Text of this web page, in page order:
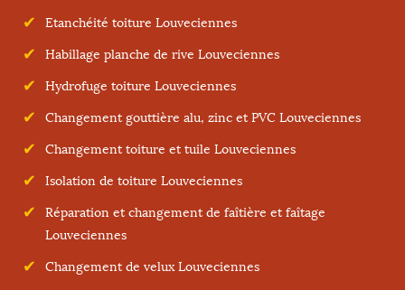
Etanchéité toiture Louveciennes
Habillage planche de rive Louveciennes
Hydrofuge toiture Louveciennes
Changement gouttière alu, zinc et PVC Louveciennes
Changement toiture et tuile Louveciennes
Isolation de toiture Louveciennes
Réparation et changement de faîtière et faîtage
Louveciennes
Changement de velux Louveciennes